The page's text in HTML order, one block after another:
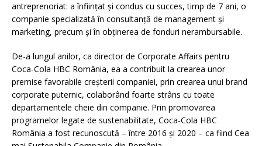
antreprenoriat: a înființat și condus cu succes, timp de 7 ani, o
companie specializată în consultanță de management și
marketing, precum și în obținerea de fonduri nerambursabile.
De-a lungul anilor, ca director de Corporate Affairs pentru
Coca-Cola HBC România, ea a contribuit la crearea unor
premise favorabile creșterii companiei, prin crearea unui brand
corporate puternic, colaborând foarte strâns cu toate
departamentele cheie din companie. Prin promovarea
programelor legate de sustenabilitate, Coca-Cola HBC
România a fost recunoscută – între 2016 și 2020 – ca fiind Cea